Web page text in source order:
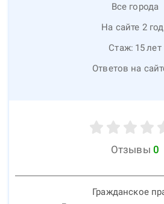
Все города
На сайте 2
Стаж: 15лет
Ответов на
Отзывы 0
Гражданское